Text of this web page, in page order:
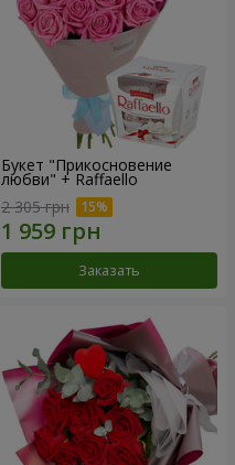
Букет "Прикосновение
любви" + Raffaello
2 305 грн
Заказать